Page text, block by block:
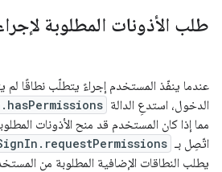
طلب الأذونات المطلوبة
عندما ينفّذ المستخدم إجراءً يتطلّب نطاقًا
الدخول، استدعِ الدالة
مما إذا كان المستخدم قد منح الأذونات
اتّصِل بـ
يطلب النطاقات الإضافية المطلوبة من